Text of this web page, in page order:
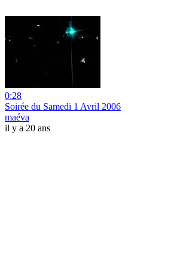
0:28
Soirée du Samedi 1 Avril 2006
maéva
il y a 20 ans